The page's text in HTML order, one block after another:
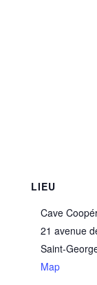
LIEU
Cave
21 avenue
Saint-
Map